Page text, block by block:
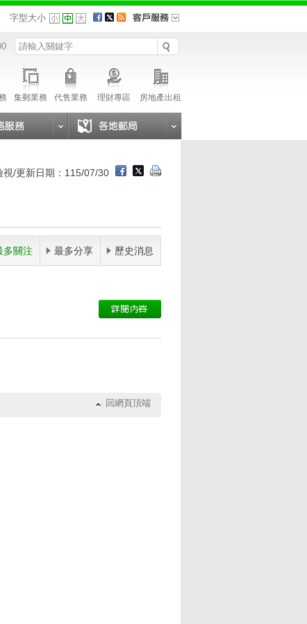
字型大小
集郵業務 代售業務 理財專區 房地產出租
視/更新日期：115/07/30
多關注 最多分享 歷史消息
回網頁頂端